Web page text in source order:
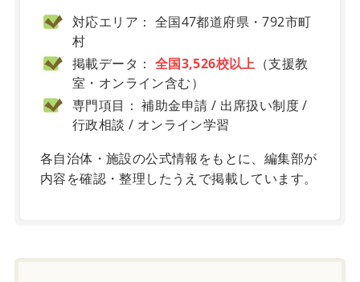
対応エリア： 全国47都道府県・792市町
村
掲載データ： 全国3,526校以上 （支援教
室・オンライン含む）
専門項目： 補助金申請 / 出席扱い制度 /
行政相談 / オンライン学習
各自治体・施設の公式情報をもとに、編集部が
内容を確認・整理したうえで掲載しています。